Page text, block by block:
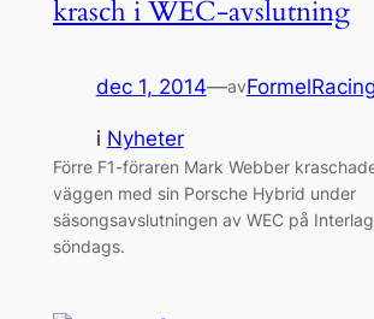
krasch i WEC-avslutning
dec 1, 2014—avFormelRacing
i Nyheter
Förre F1-föraren Mark Webber
väggen med sin Porsche Hybrid under
säsongsavslutningen av WEC på
söndags.